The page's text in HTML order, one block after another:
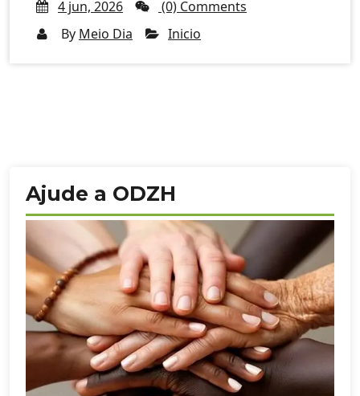
4 jun, 2026
(0) Comments
By Meio Dia Inicio
Ajude a ODZH